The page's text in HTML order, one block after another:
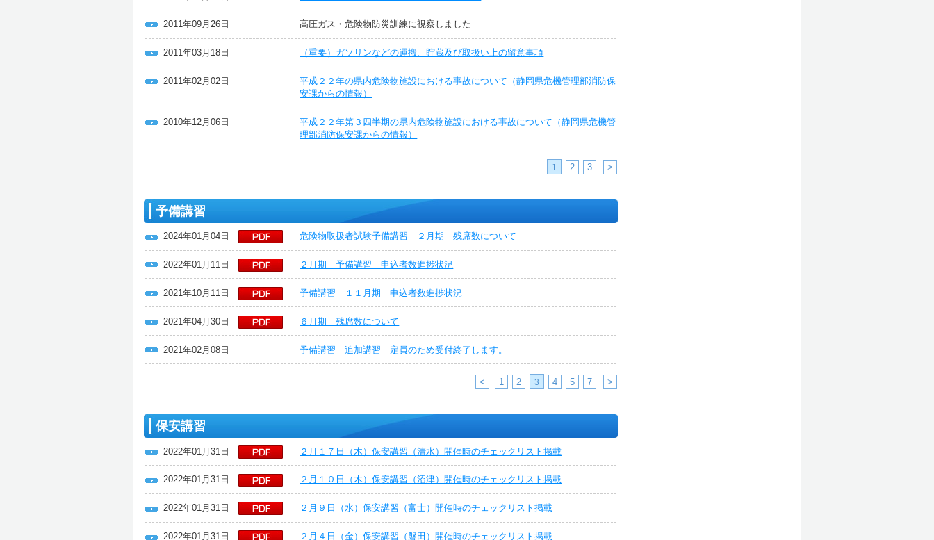
2011年09月26日 高圧ガス・危険物防災訓練に視察しました
2011年03月18日 （重要）ガソリンなどの運搬、貯蔵及び取扱い上の留意事項
2011年02月02日
平成２２年の県内危険物施設における事故について（静岡県危機管理部消防保
安課からの情報）
2010年12月06日
平成２２年第３四半期の県内危険物施設における事故について（静岡県危機管
理部消防保安課からの情報）
1 2 3 >
予備講習
2024年01月04日 危険物取扱者試験予備講習 ２月期 残席数について
2022年01月11日 ２月期 予備講習 申込者数進捗状況
2021年10月11日 予備講習 １１月期 申込者数進捗状況
2021年04月30日 ６月期 残席数について
2021年02月08日 予備講習 追加講習 定員のため受付終了します。
< 1 2 3 4 5 7 >
保安講習
2022年01月31日 ２月１７日（木）保安講習（清水）開催時のチェックリスト掲載
2022年01月31日 ２月１０日（木）保安講習（沼津）開催時のチェックリスト掲載
2022年01月31日 ２月９日（水）保安講習（富士）開催時のチェックリスト掲載
2022年01月31日 ２月４日（金）保安講習（磐田）開催時のチェックリスト掲載